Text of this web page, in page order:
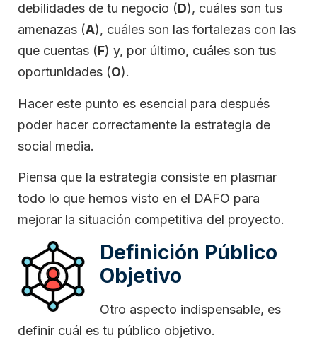
debilidades de tu negocio (D), cuáles son tus
amenazas (A), cuáles son las fortalezas con las
que cuentas (F) y, por último, cuáles son tus
oportunidades (O).
Hacer este punto es esencial para después
poder hacer correctamente la estrategia de
social media.
Piensa que la estrategia consiste en plasmar
todo lo que hemos visto en el DAFO para
mejorar la situación competitiva del proyecto.
Definición Público
Objetivo
Otro aspecto indispensable, es
definir cuál es tu público objetivo.